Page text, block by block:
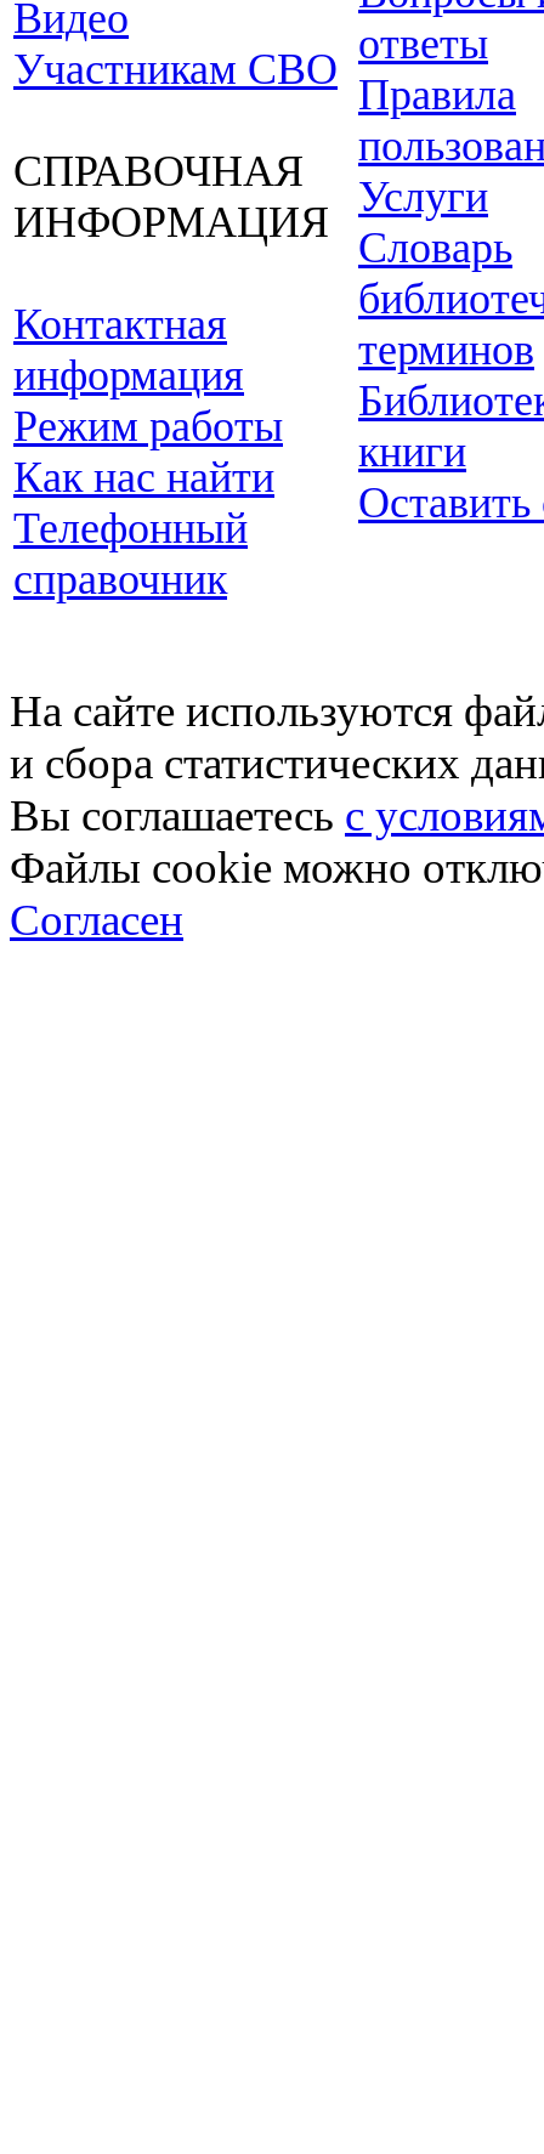
Видео
Участникам СВО
СПРАВОЧНАЯ
ИНФОРМАЦИЯ
Контактная
информация
Режим работы
Как нас найти
Телефонный
справочник
ответы
Правила
Услуги
Словарь
терминов
книги
Оставить
На сайте используются
и сбора статистических
Вы соглашаетесь с
Файлы cookie можно
Согласен